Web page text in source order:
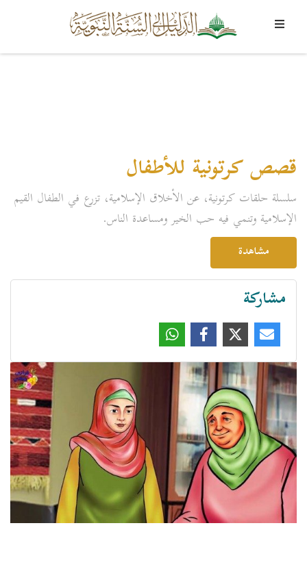
قصص كرتونية للأطفال
سلسلة حلقات كرتونية، عن الأخلاق الإسلامية، تزرع في الطفال القيم
الإسلامية وتنمي فيه حب الخير ومساعدة الناس.
مشاهدة
مشاركة